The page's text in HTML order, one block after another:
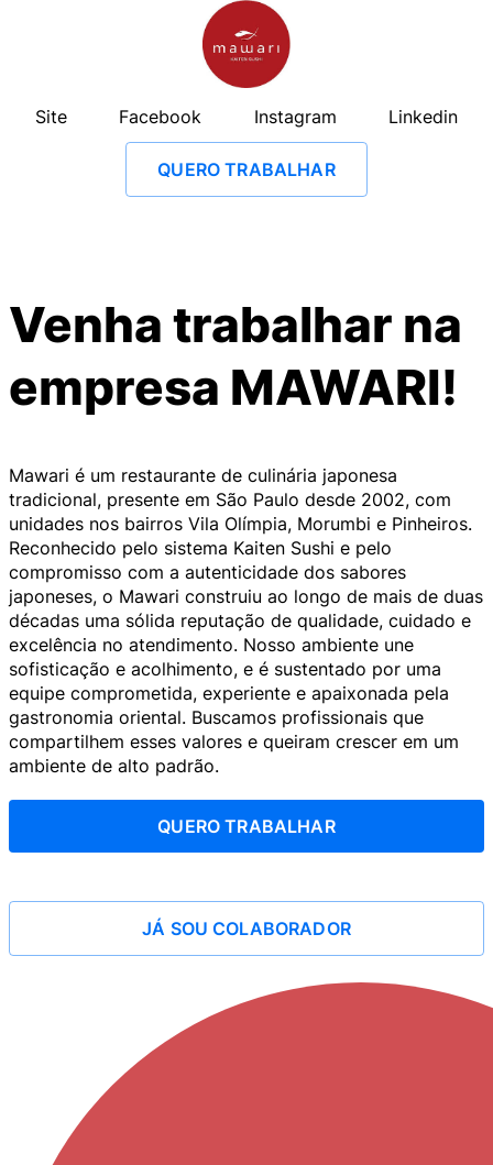
Site Facebook Instagram Linkedin
QUERO TRABALHAR
Venha trabalhar na
empresa MAWARI!
Mawari é um restaurante de culinária japonesa
tradicional, presente em São Paulo desde 2002, com
unidades nos bairros Vila Olímpia, Morumbi e Pinheiros.
Reconhecido pelo sistema Kaiten Sushi e pelo
compromisso com a autenticidade dos sabores
japoneses, o Mawari construiu ao longo de mais de duas
décadas uma sólida reputação de qualidade, cuidado e
excelência no atendimento. Nosso ambiente une
sofisticação e acolhimento, e é sustentado por uma
equipe comprometida, experiente e apaixonada pela
gastronomia oriental. Buscamos profissionais que
compartilhem esses valores e queiram crescer em um
ambiente de alto padrão.
QUERO TRABALHAR
JÁ SOU COLABORADOR